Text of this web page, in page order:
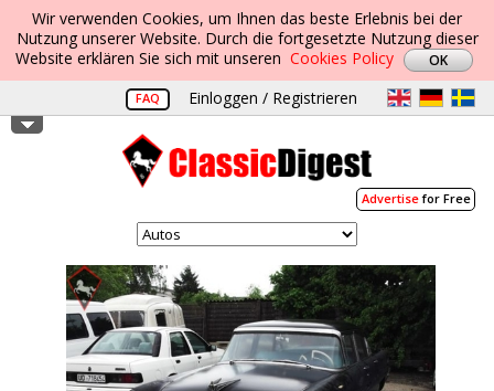
Wir verwenden Cookies, um Ihnen das beste Erlebnis bei der
Nutzung unserer Website. Durch die fortgesetzte Nutzung dieser
Website erklären Sie sich mit unseren Cookies Policy
FAQ Einloggen / Registrieren
Advertisefor Free